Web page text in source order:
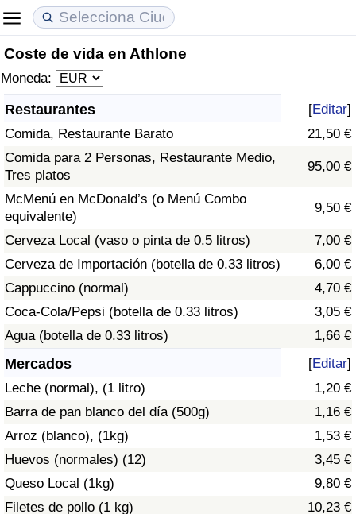
Coste de vida en Athlone
Moneda:
Restaurantes [Editar]
Comida, Restaurante Barato
21,50 €
Comida para 2 Personas, Restaurante Medio,
Tres platos
95,00 €
McMenú en McDonald’s (o Menú Combo
equivalente)
9,50 €
Cerveza Local (vaso o pinta de 0.5 litros)
7,00 €
Cerveza de Importación (botella de 0.33 litros)
6,00 €
Cappuccino (normal)
4,70 €
Coca-Cola/Pepsi (botella de 0.33 litros)
3,05 €
Agua (botella de 0.33 litros)
1,66 €
Mercados [Editar]
Leche (normal), (1 litro)
1,20 €
Barra de pan blanco del día (500g)
1,16 €
Arroz (blanco), (1kg)
1,53 €
Huevos (normales) (12)
3,45 €
Queso Local (1kg)
9,80 €
Filetes de pollo (1 kg)
10,23 €
Coste de vida
Índice de Costo de Vida
Índice de costo de vida por país
en aqaba
Precios de las propiedades
Índice de Precios de Inmuebles
Índice de Precios de Inmuebles por País
Calidad de Vida
Índice de Calidad de Vida (Actual)
Índice de calidad de vida por país
Delincuencia
Calificación del Índice de Criminalidad
(Actual)
Índice de Criminalidad
Índice de criminalidad por país
Sanidad
Índice de Sanidad (Actual)
Índice de Sanidad